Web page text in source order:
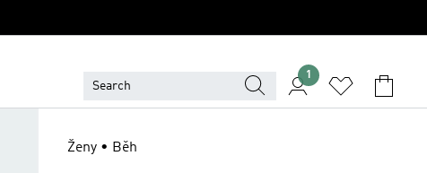
1
Ženy • Běh